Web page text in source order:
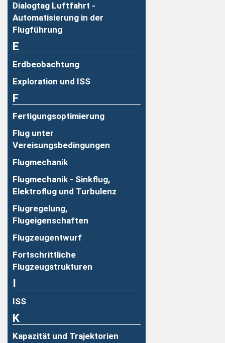
Dialogtag Luftfahrt -
Automatisierung in der
Flugführung
E
Erdbeobachtung
Exploration und ISS
F
Fertigungsoptimierung
Flug unter
Vereisungsbedingungen
Flugmechanik
Flugmechanik - Sinkflug,
Elektroflug und Turbulenz
Flugregelung,
Flugeigenschaften
Flugzeugentwurf
Fortschrittliche
Flugzeugstrukturen
I
ISS
K
Kapazität und Trajektorien